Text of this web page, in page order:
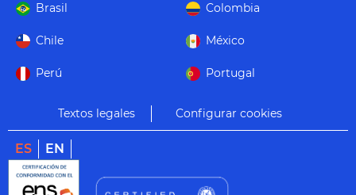
Brasil Colombia
Chile México
Perú Portugal
Textos legales Configurar cookies
ES EN